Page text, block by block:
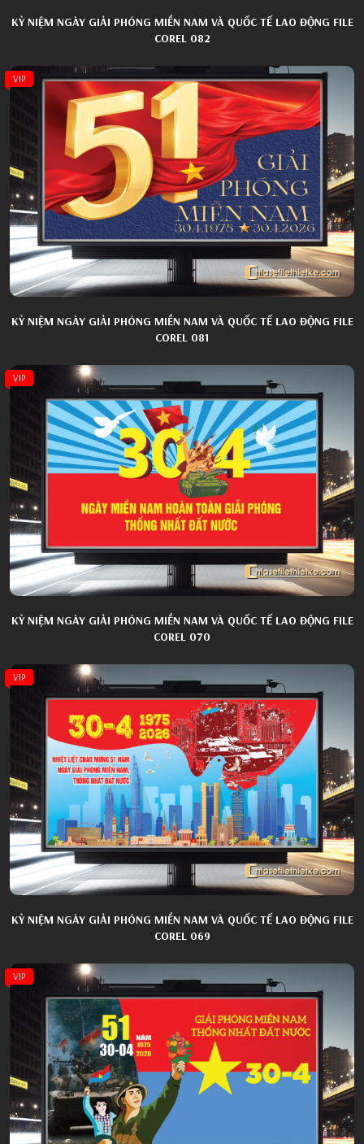
KỶ NIỆM NGÀY GIẢI PHÓNG MIỀN NAM VÀ QUỐC TẾ LAO ĐỘNG FILE
COREL 082
VIP
KỶ NIỆM NGÀY GIẢI PHÓNG MIỀN NAM VÀ QUỐC TẾ LAO ĐỘNG FILE
COREL 081
VIP
KỶ NIỆM NGÀY GIẢI PHÓNG MIỀN NAM VÀ QUỐC TẾ LAO ĐỘNG FILE
COREL 070
VIP
KỶ NIỆM NGÀY GIẢI PHÓNG MIỀN NAM VÀ QUỐC TẾ LAO ĐỘNG FILE
COREL 069
VIP